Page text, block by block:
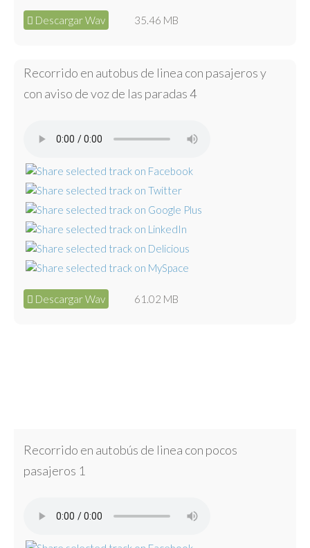
Descargar Wav 35.46 MB
Recorrido en autobus de linea con pasajeros y
con aviso de voz de las paradas 4
Descargar Wav 61.02 MB
Recorrido en autobús de linea con pocos
pasajeros 1